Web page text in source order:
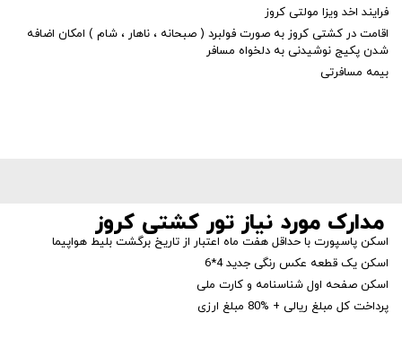
فرایند اخد ویزا مولتی کروز
اقامت در کشتی کروز به صورت فولبرد ( صبحانه ، ناهار ، شام ) امکان اضافه
شدن پکیج نوشیدنی به دلخواه مسافر
بیمه مسافرتی
مدارک مورد نیاز تور کشتی کروز
اسکن پاسپورت با حداقل هفت ماه اعتبار از تاریخ برگشت بلیط هواپیما
اسکن یک قطعه عکس رنگی جدید 4*6
اسکن صفحه اول شناسنامه و کارت ملی
پرداخت کل مبلغ ریالی + %80 مبلغ ارزی